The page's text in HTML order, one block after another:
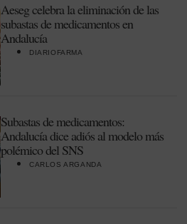
Aeseg celebra la eliminación de las
subastas de medicamentos en
Andalucía
DIARIOFARMA
Subastas de medicamentos:
Andalucía dice adiós al modelo más
polémico del SNS
CARLOS ARGANDA